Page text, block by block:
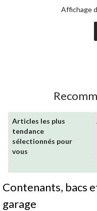
Affichage
Articles les plus
tendance
sélectionnés pour
vous
Contenants, bacs
garage